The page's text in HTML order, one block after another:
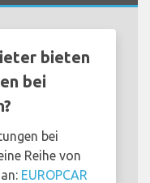
bieten
bei
bei
Reihe von
EUROPCAR